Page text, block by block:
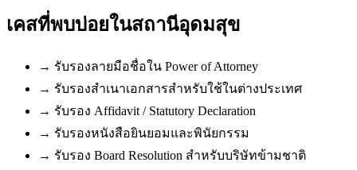
เคสที่พบบ่อยในสถานีอุดมสุข
→ รับรองลายมือชื่อใน Power of Attorney
→ รับรองสำเนาเอกสารสำหรับใช้ในต่างประเทศ
→ รับรอง Affidavit / Statutory Declaration
→ รับรองหนังสือยินยอมและพินัยกรรม
→ รับรอง Board Resolution สำหรับบริษัทข้ามชาติ